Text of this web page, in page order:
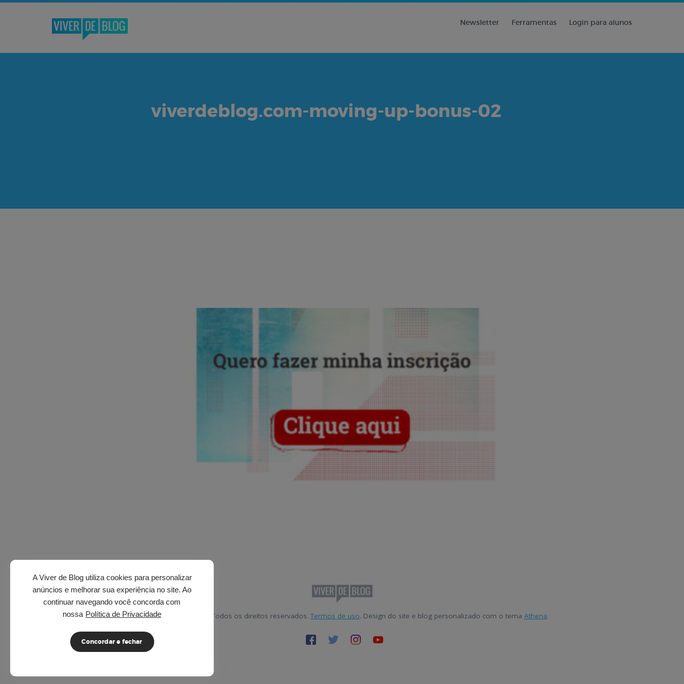
A Viver de Blog utiliza cookies para personalizar
anúncios e melhorar sua experiência no site. Ao
continuar navegando você concorda com
nossa Política de Privacidade
Concordar e fechar
Newsletter Ferramentas Login para alunos
viverdeblog.com-moving-up-bonus-02
© 2026 · Viver de Blog. Todos os direitos reservados. Termos de uso. Design do site e blog personalizado com o tema Athena.